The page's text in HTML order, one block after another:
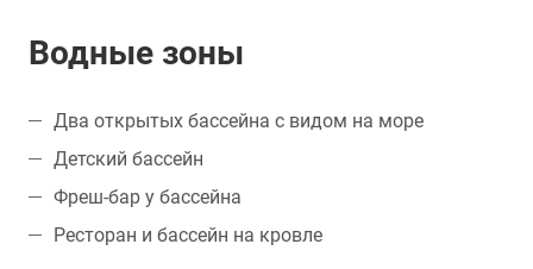
Водные зоны
Два открытых бассейна с видом на море
Детский бассейн
Фреш-бар у бассейна
Ресторан и бассейн на кровле